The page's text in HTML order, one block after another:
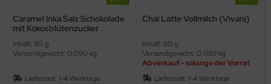
Caramel Inka Salz Schokolade
mit Kokosblütenzucker
Inhalt: 80 g
Versandgewicht: 0,090 kg
Lieferzeit: 1-4 Werktage
Chai Latte Vollmilch (Vivani)
Inhalt: 80 g
Versandgewicht: 0,089 kg
Abverkauf - solange der Vorrat
reicht
Lieferzeit: 1-4 Werktage